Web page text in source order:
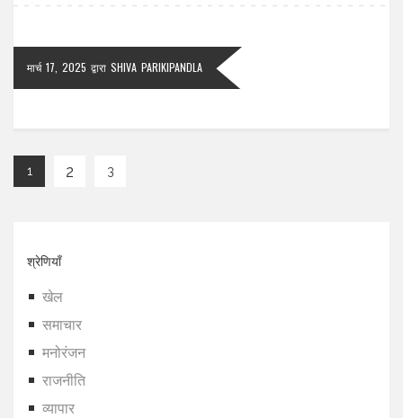
मार्च 17, 2025 द्वारा SHIVA PARIKIPANDLA
1 2 3
श्रेणियाँ
खेल
समाचार
मनोरंजन
राजनीति
व्यापार